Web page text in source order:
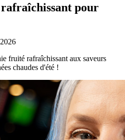
pour
fruité rafraîchissant aux saveurs
chaudes d'été !